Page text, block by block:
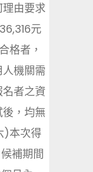
由要求
元
格者，
機關需
者之資
，均無
)本次得
補期間